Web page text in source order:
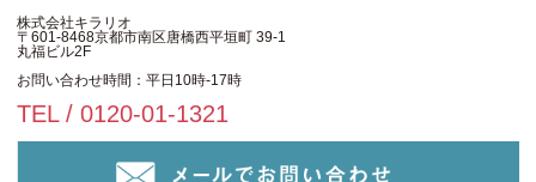
株式会社キラリオ
〒601-8468京都市南区唐橋西平垣町 39-1
丸福ビル2F
お問い合わせ時間：平日10時-17時
TEL / 0120-01-1321